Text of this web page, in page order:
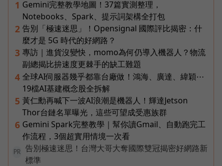
1 Gemini完整教學地圖！37篇實測整理，
Notebooks、Spark、提示詞架構全打包
2 告別「極速迷思」！Opensignal 國際評比揭密：什
麼才是 5G 時代的好網路？
3 專訪｜進貨沒變快，momo為何仍導入機器人？物流
副總揭比拚速度更棘手的缺工難題
4 全球AI伺服器幾乎都靠台廠做！鴻海、廣達、緯穎⋯
19檔AI基建概念股全拆解
5 黃仁勳再喊下一波AI浪潮是機器人！輝達Jetson
Thor台鏈名單曝光，這些可望成受惠族群
6 Gemini Spark完整教學｜幫你讀Gmail、自動跑完工
作流程，3個超實用情境一次看
PR
告別極速迷思！台灣大哥大奪國際雙冠揭密好網路新
標準